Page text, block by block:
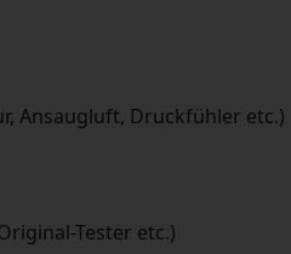
Ansaugluft, Druckfühler etc.)
Tester etc.)